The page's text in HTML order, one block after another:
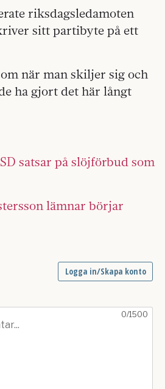
riksdagsledamoten
sitt partibyte på ett
när man skiljer sig och
ha gjort det här långt
satsar på slöjförbud som
lämnar börjar